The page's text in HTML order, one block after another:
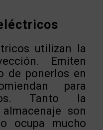
utilizan la
Emiten
de ponerlos en
para
Tanto la
son
ocupa mucho